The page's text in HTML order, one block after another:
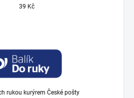
39 Kč
rukou kurýrem České pošty